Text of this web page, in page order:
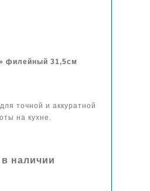
филейный 31,5см
точной и аккуратной
на кухне.
в наличии